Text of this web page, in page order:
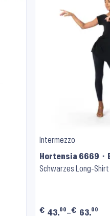
Intermezzo
Hortensia 6669 ⬝
Schwarzes Long-Shirt
€ 43.00–€ 63.00